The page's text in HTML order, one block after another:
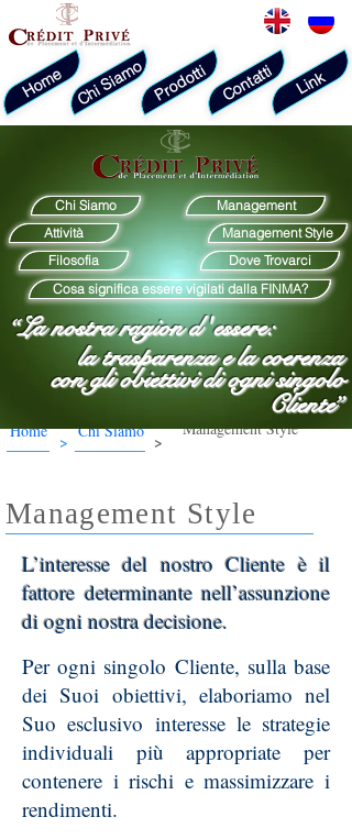
Home Chi Siamo Contatti
Prodotti Link
Home > Chi Siamo >
Management Style
Chi Siamo
Attività
Filosofia
Management
Management Style
Cosa significa essere vigilati dalla FINMA?
Dove Trovarci
con gli obiettivi di ogni singolo
Cliente”
“La nostra ragion d'essere:
la trasparenza e la coerenza
Management Style
L’interesse del nostro Cliente è il
fattore determinante nell’assunzione
di ogni nostra decisione.
Per ogni singolo Cliente, sulla base
dei Suoi obiettivi, elaboriamo nel
Suo esclusivo interesse le strategie
individuali più appropriate per
contenere i rischi e massimizzare i
rendimenti.